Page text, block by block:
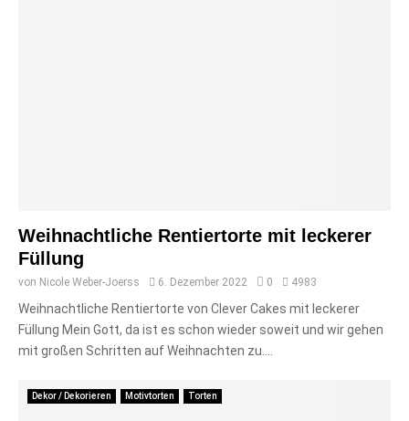
Weihnachtliche Rentiertorte mit leckerer
Füllung
von Nicole Weber-Joerss 6. Dezember 2022 0 4983
Weihnachtliche Rentiertorte von Clever Cakes mit leckerer
Füllung Mein Gott, da ist es schon wieder soweit und wir gehen
mit großen Schritten auf Weihnachten zu....
Dekor / Dekorieren Motivtorten Torten